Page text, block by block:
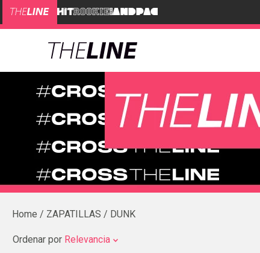
ZAPATILLAS DUNK
Ordenar por Relevancia